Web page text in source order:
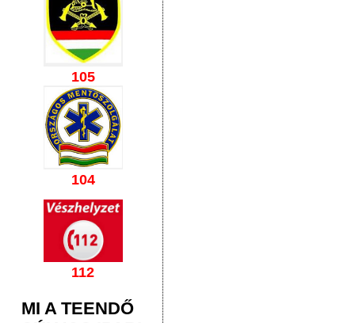
105
104
112
MI A TEENDŐ